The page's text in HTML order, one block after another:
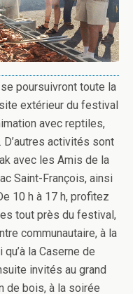
poursuivront toute la
extérieur du festival
avec reptiles,
activités sont
avec les Amis de la
Saint-François, ainsi
10 h à 17 h, profitez
tout près du festival,
communautaire, à la
la Caserne de
invités au grand
de bois, à la soirée